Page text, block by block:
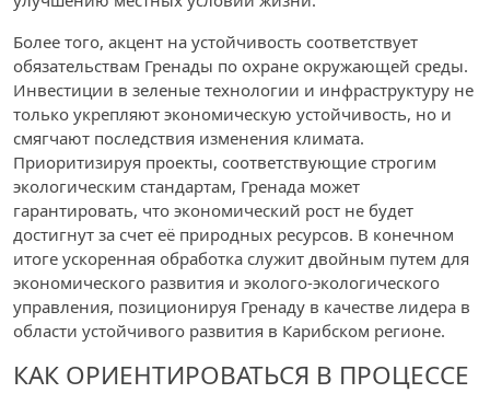
Более того, акцент на устойчивость соответствует
обязательствам Гренады по охране окружающей среды.
Инвестиции в зеленые технологии и инфраструктуру не
только укрепляют экономическую устойчивость, но и
смягчают последствия изменения климата.
Приоритизируя проекты, соответствующие строгим
экологическим стандартам, Гренада может
гарантировать, что экономический рост не будет
достигнут за счет её природных ресурсов. В конечном
итоге ускоренная обработка служит двойным путем для
экономического развития и эколого-экологического
управления, позиционируя Гренаду в качестве лидера в
области устойчивого развития в Карибском регионе.
КАК ОРИЕНТИРОВАТЬСЯ В ПРОЦЕССЕ